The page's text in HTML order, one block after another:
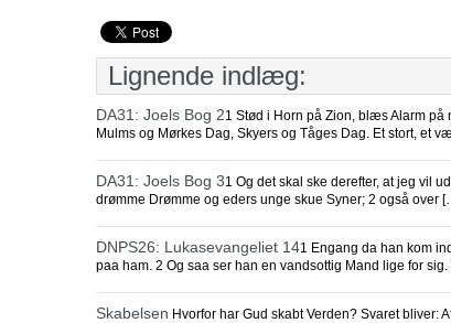
Lignende indlæg:
DA31: Joels Bog 21 Stød i Horn på Zion, blæs Alarm
Mulms og Mørkes Dag, Skyers og Tåges Dag. Et stort, et
DA31: Joels Bog 31 Og det skal ske derefter, at jeg vil
drømme Drømme og eders unge skue Syner; 2 også over
DNPS26: Lukasevangeliet 141 Engang da han kom
paa ham. 2 Og saa ser han en vandsottig Mand lige for
Skabelsen Hvorfor har Gud skabt Verden? Svaret bliver: